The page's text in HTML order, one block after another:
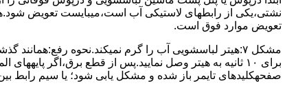
نشتی،ﯾﮑﯽ از رابطهای ﻻﺳﺘﯿﮑﯽ آب اﺳﺖ،میبایست ﺗﻌﻮﯾﺾ
ﺗﻌﻮﯾﺾ ﻣﻮارد ﻓﻮق اﺳﺖ.
برای ۱۰ ﺛﺎﻧﯿﻪ ﺑﻪ ﻫﯿﺘﺮ وصل نمایید.ﭘﺲ از ﻗﻄﻊ ﺑﺮق،اﮔﺮ
صفحهکلیدهای ﺗﺎﯾﻤﺮ باز شده و مشکل یابی شود؛ ﯾﺎ ﺳﯿﻢ راﺑﻂ